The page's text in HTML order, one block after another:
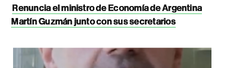
Renuncia el ministro de Economía de Argentina
Martín Guzmán junto con sus secretarios